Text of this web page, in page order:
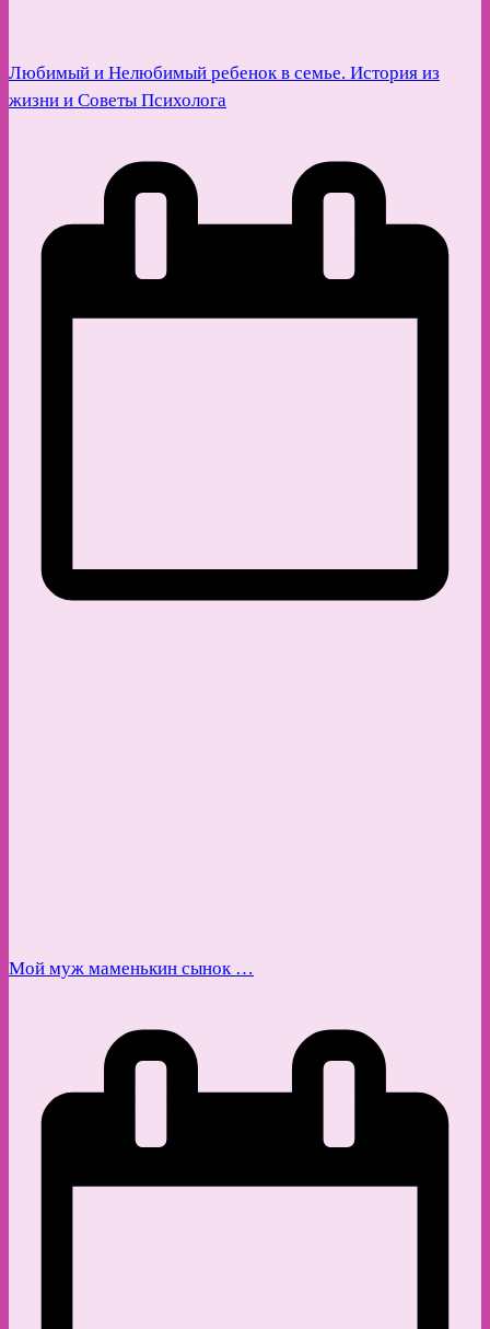
Любимый и Нелюбимый ребенок в семье. История из
жизни и Советы Психолога
Мой муж маменькин сынок …